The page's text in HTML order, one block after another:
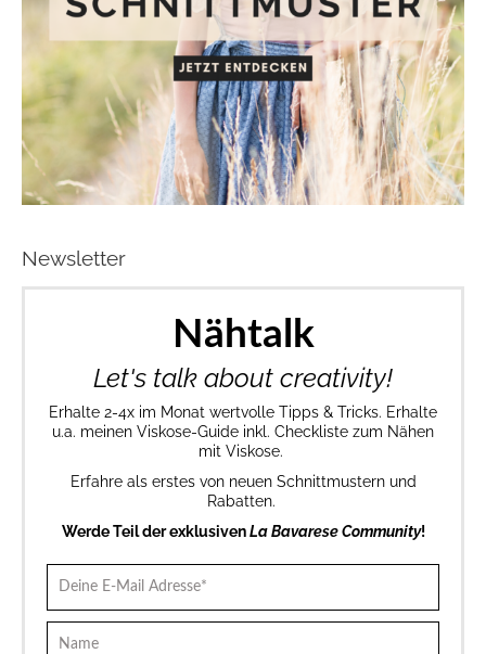
Newsletter
Nähtalk
Let's talk about creativity!
Erhalte 2-4x im Monat wertvolle Tipps & Tricks. Erhalte
u.a. meinen Viskose-Guide inkl. Checkliste zum Nähen
mit Viskose.
Erfahre als erstes von neuen Schnittmustern und
Rabatten.
Werde Teil der exklusivenLa Bavarese Community!